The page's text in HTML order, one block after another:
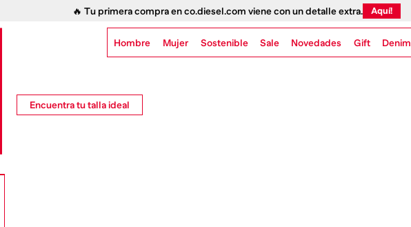
🔥 Tu primera compra en co.diesel.com viene con un detalle extra. Aquí!
Hombre Mujer Sostenible Sale Novedades Gift Denim
Encuentra tu talla ideal